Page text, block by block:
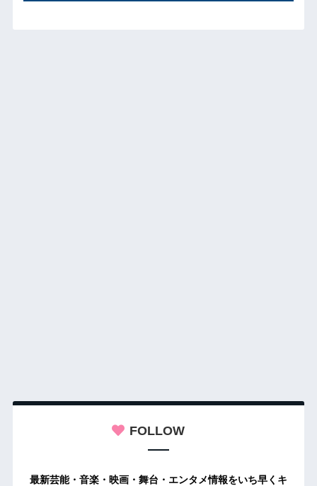
FOLLOW
最新芸能・音楽・映画・舞台・エンタメ情報をいち早くキ